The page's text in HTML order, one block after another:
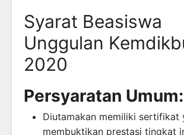
Syarat Beasiswa
Unggulan
2020
Persyaratan Umum:
Diutamakan memiliki sertifikat
membuktikan prestasi tingkat